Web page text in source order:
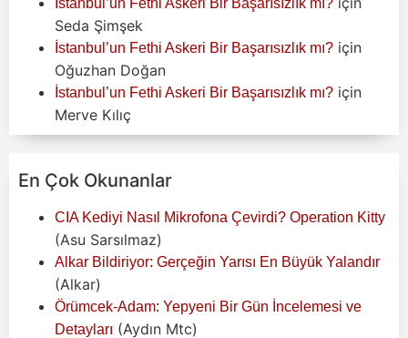
Seda Şimşek
İstanbul’un Fethi Askeri Bir Başarısızlık mı? için
Oğuzhan Doğan
İstanbul’un Fethi Askeri Bir Başarısızlık mı? için
Merve Kılıç
En Çok Okunanlar
CIA Kediyi Nasıl Mikrofona Çevirdi? Operation Kitty
(Asu Sarsılmaz)
Alkar Bildiriyor: Gerçeğin Yarısı En Büyük Yalandır
(Alkar)
Örümcek-Adam: Yepyeni Bir Gün İncelemesi ve
Detayları (Aydın Mtc)